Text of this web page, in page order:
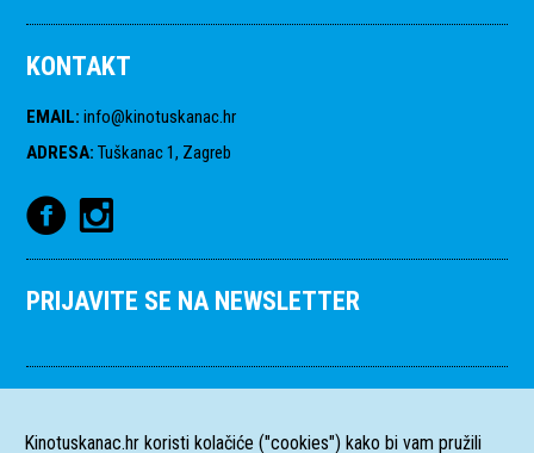
KONTAKT
EMAIL: info@kinotuskanac.hr
ADRESA: Tuškanac 1, Zagreb
PRIJAVITE SE NA NEWSLETTER
Kinotuskanac.hr koristi kolačiće ("cookies") kako bi vam pružili